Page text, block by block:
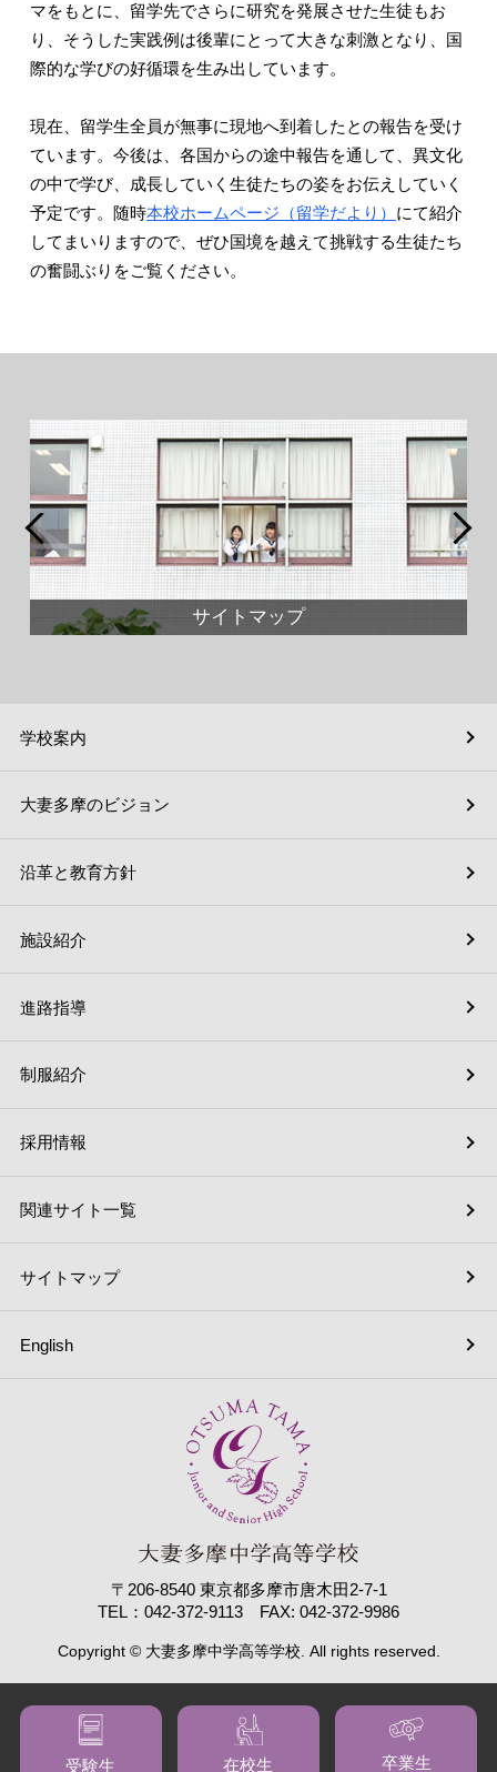
受験生 在校生 卒業生
マをもとに、留学先でさらに研究を発展させた生徒もお
り、そうした実践例は後輩にとって大きな刺激となり、国
際的な学びの好循環を生み出しています。
現在、留学生全員が無事に現地へ到着したとの報告を受け
ています。今後は、各国からの途中報告を通して、異文化
の中で学び、成長していく生徒たちの姿をお伝えしていく
予定です。随時本校ホームページ（留学だより） にて紹介
してまいりますので、ぜひ国境を越えて挑戦する生徒たち
の奮闘ぶりをご覧ください。
サイトマップ
学校案内
施設紹介
採用情報
English
大妻多摩のビジョン
進路指導
関連サイト一覧
沿革と教育方針
制服紹介
サイトマップ
〒206-8540 東京都多摩市唐木田2-7-1
TEL：042-372-9113 FAX: 042-372-9986
Copyright © 大妻多摩中学高等学校. All rights reserved.